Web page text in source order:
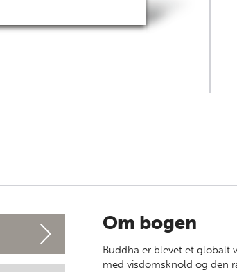
Om bogen
Buddha er blevet et globalt
med visdomsknold og den